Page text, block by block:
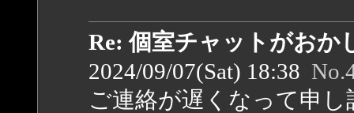
Re: 個室チャットがおか
2024/09/07(Sat) 18:38
ご連絡が遅くなって申